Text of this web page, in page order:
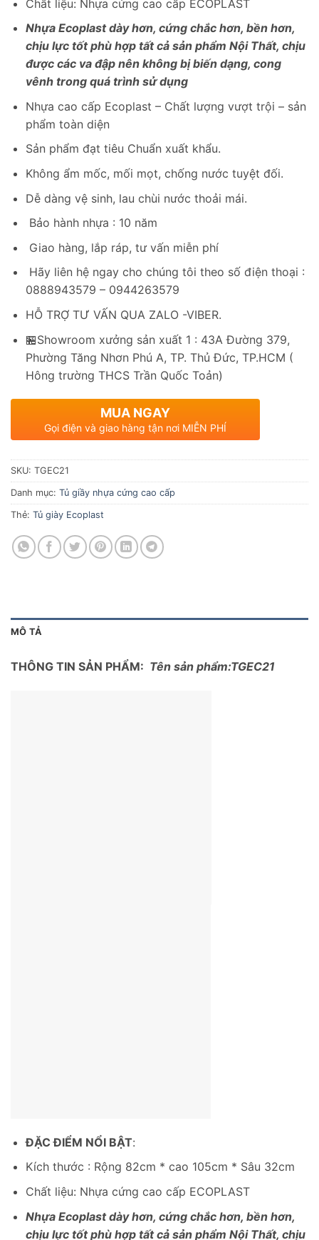
1,850,000₫.
Chất liệu: Nhựa cứng cao cấp ECOPLAST
Nhựa Ecoplast dày hơn, cứng chắc hơn, bền hơn,
chịu lực tốt phù hợp tất cả sản phẩm Nội Thất, chịu
được các va đập nên không bị biến dạng, cong
vênh trong quá trình sử dụng
Nhựa cao cấp Ecoplast – Chất lượng vượt trội – sản
phẩm toàn diện
Sản phẩm đạt tiêu Chuẩn xuất khẩu.
Không ẩm mốc, mối mọt, chống nước tuyệt đối.
Dễ dàng vệ sinh, lau chùi nước thoải mái.
Bảo hành nhựa : 10 năm
Giao hàng, lắp ráp, tư vấn miễn phí
Hãy liên hệ ngay cho chúng tôi theo số điện thoại :
0888943579 – 0944263579
HỖ TRỢ TƯ VẤN QUA ZALO -VIBER.
🏪Showroom xưởng sản xuất 1 : 43A Đường 379,
Phường Tăng Nhơn Phú A, TP. Thủ Đức, TP.HCM (
Hông trường THCS Trần Quốc Toản)
MUA NGAY
Gọi điện và giao hàng tận nơi MIỄN PHÍ
SKU: TGEC21
Danh mục: Tủ giầy nhựa cứng cao cấp
Thẻ: Tủ giày Ecoplast
MÔ TẢ
THÔNG TIN SẢN PHẨM: Tên sản phẩm:TGEC21
ĐẶC ĐIỂM NỔI BẬT:
Kích thước : Rộng 82cm * cao 105cm * Sâu 32cm
Chất liệu: Nhựa cứng cao cấp ECOPLAST
Nhựa Ecoplast dày hơn, cứng chắc hơn, bền hơn,
chịu lực tốt phù hợp tất cả sản phẩm Nội Thất, chịu